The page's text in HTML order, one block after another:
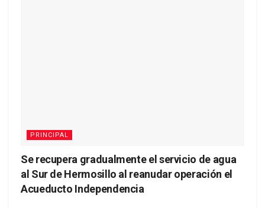
PRINCIPAL
Se recupera gradualmente el servicio de agua
al Sur de Hermosillo al reanudar operación el
Acueducto Independencia